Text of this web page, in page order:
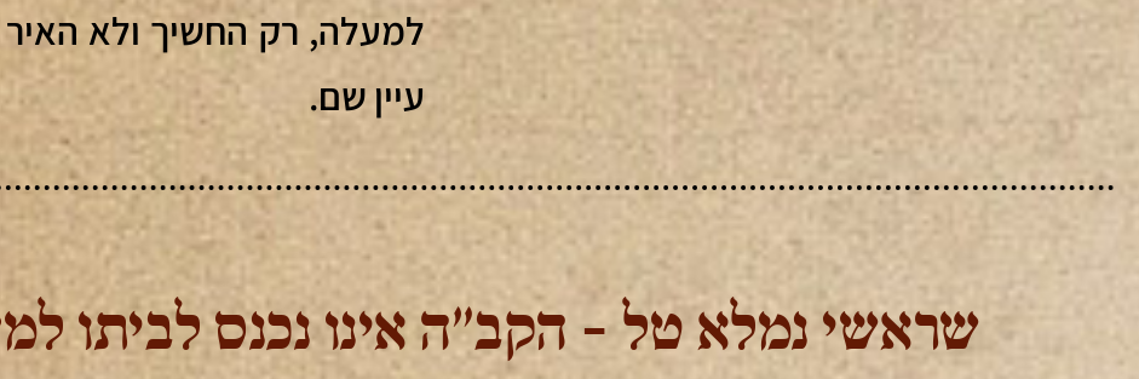
למעלה, רק החשיך ולא האיר
עיין שם.
שראשי נמלא טל - הקב"ה אינו נכנס לביתו